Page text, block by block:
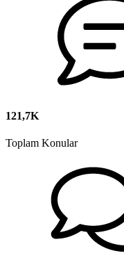
121,7K
Toplam Konular